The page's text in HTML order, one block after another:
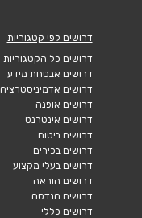
דרושים לפי קטגוריות
דרושים כל הקטגוריות
דרושים אבטחת מידע
דרושים אדמיניסטרציה
דרושים אופנה
דרושים אינטרנט
דרושים ביטוח
דרושים בכירים
דרושים בעלי מקצוע
דרושים הוראה
דרושים הנדסה
דרושים כללי